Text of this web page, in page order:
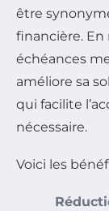
être
financière.
échéances
améliore sa
qui facilite
nécessaire.
Voici les